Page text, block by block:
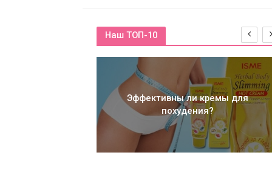
Наш ТОП-10
Эффективны ли кремы для
похудения?